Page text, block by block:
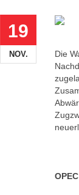
19
NOV.
Die